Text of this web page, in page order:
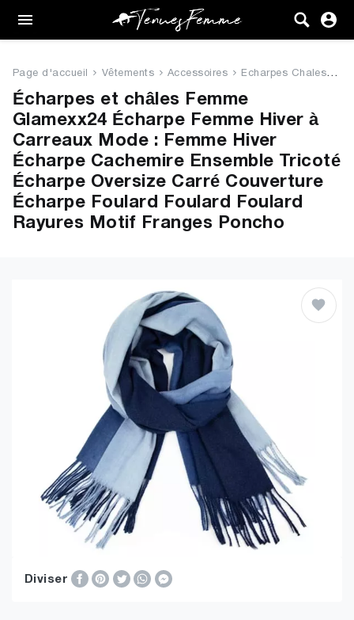
Femme
Vêtements
Chaussures
Sacs
Accessoires
Page d'accueil Vêtements Accessoires Echarpes Chales
Écharpes et châles Femme
Glamexx24 Écharpe Femme Hiver à
Carreaux Mode : Femme Hiver
Écharpe Cachemire Ensemble Tricoté
Écharpe Oversize Carré Couverture
Écharpe Foulard Foulard Foulard
Rayures Motif Franges Poncho
Diviser